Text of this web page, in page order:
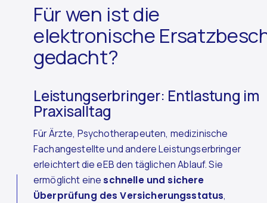
Für wen ist die
elektronische
gedacht?
Leistungserbringer: Entlastung im
Praxisalltag
Für Ärzte, Psychotherapeuten, medizinische
Fachangestellte und andere Leistungserbringer
erleichtert die eEB den täglichen Ablauf. Sie
ermöglicht eine schnelle und sichere
Überprüfung des Versicherungsstatus,